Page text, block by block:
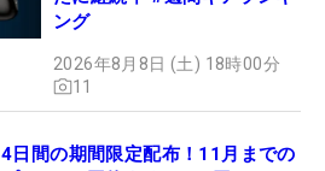
ング
2026年8月8日 (土) 18時00分
11
4日間の期間限定配布！11月までの